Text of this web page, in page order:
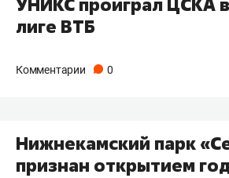
лиге ВТБ
Комментарии 0
Нижнекамский парк
признан открытием